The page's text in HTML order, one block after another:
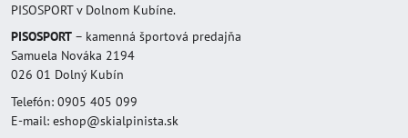
PISOSPORT v Dolnom Kubíne.
PISOSPORT – kamenná športová predajňa
Samuela Nováka 2194
026 01 Dolný Kubín
Telefón: 0905 405 099
E-mail: eshop@skialpinista.sk